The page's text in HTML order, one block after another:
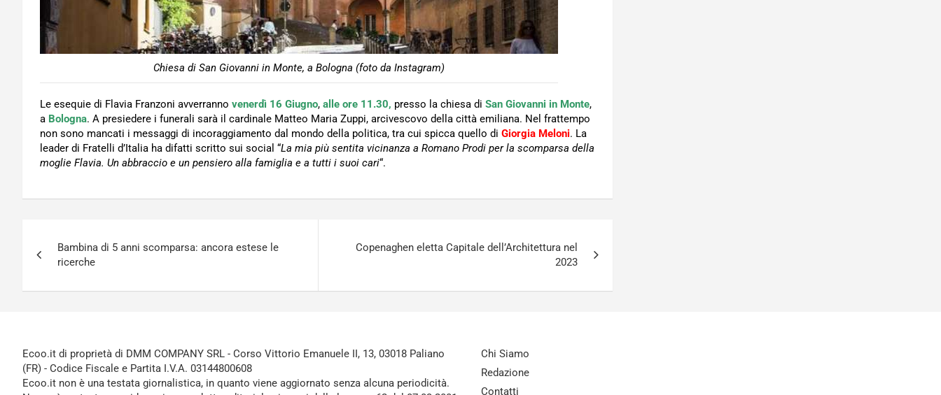
Chiesa di San Giovanni in Monte, a Bologna (foto da Instagram)
Le esequie di Flavia Franzoni avverranno venerdì 16 Giugno, alle ore 11.30, presso la chiesa di San Giovanni in Monte,
a Bologna. A presiedere i funerali sarà il cardinale Matteo Maria Zuppi, arcivescovo della città emiliana. Nel frattempo
non sono mancati i messaggi di incoraggiamento dal mondo della politica, tra cui spicca quello di Giorgia Meloni. La
leader di Fratelli d’Italia ha difatti scritto sui social “La mia più sentita vicinanza a Romano Prodi per la scomparsa della
moglie Flavia. Un abbraccio e un pensiero alla famiglia e a tutti i suoi cari“.
articoli
Bambina di 5 anni scomparsa: ancora estese le
ricerche
Copenaghen eletta Capitale dell’Architettura nel
2023
Ecoo.it di proprietà di DMM COMPANY SRL - Corso Vittorio Emanuele II, 13, 03018 Paliano
(FR) - Codice Fiscale e Partita I.V.A. 03144800608
Ecoo.it non è una testata giornalistica, in quanto viene aggiornato senza alcuna periodicità.
Chi Siamo
Redazione
Contatti